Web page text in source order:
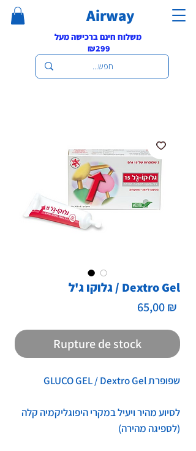
Airway
משלוח חינם ברכישה מעל
₪299
גלוקו ג'ל / Dextro Gel
65,00 ₪
Rupture de stock
שפופרת GLUCO GEL / Dextro Gel
לסיוע מהיר ויעיל במקרי היפוגליקמיה קלה
(לספיגה מהירה)